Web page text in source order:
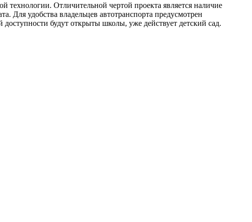
технологии. Отличительной чертой проекта является наличие
Для удобства владельцев автотранспорта предусмотрен
будут открыты школы, уже действует детский сад.